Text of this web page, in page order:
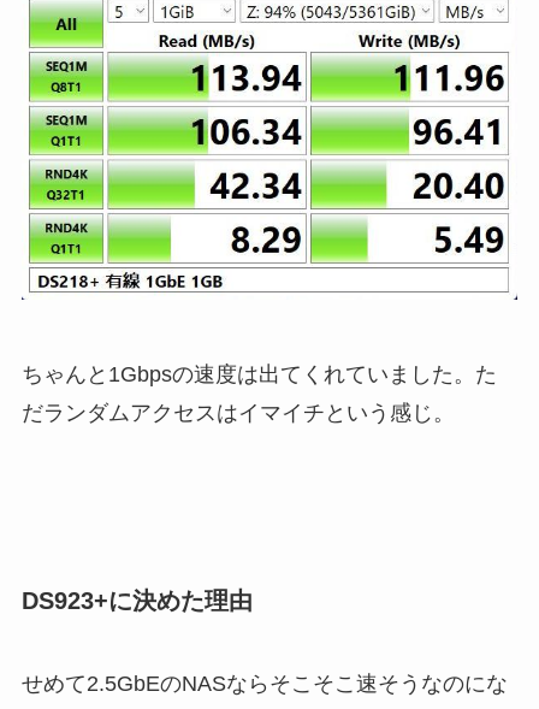
ちゃんと1Gbpsの速度は出てくれていました。た
だランダムアクセスはイマイチという感じ。
DS923+に決めた理由
せめて2.5GbEのNASならそこそこ速そうなのにな